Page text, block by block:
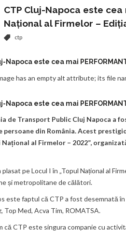
CTP Cluj-Napoca este cea
Național al Firmelor –
ctp
Napoca este cea mai
Napoca este cea mai
de Transport Public Cluj Napoca a
persoane din România. Acest
Național al Firmelor – 2022”,
plasat pe Locul I în „Topul Național al
și metropolitane de călători.
este faptul că CTP a fost desemnată
Top Med, Acva Tim, ROMATSA.
că CTP este singura companie cu